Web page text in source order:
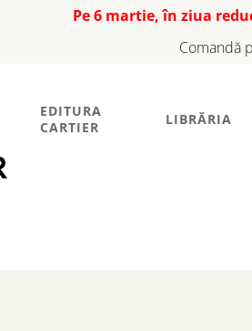
Pe 6 martie, în ziua
Comandă
EDITURA
CARTIER
LIBRĂRIA